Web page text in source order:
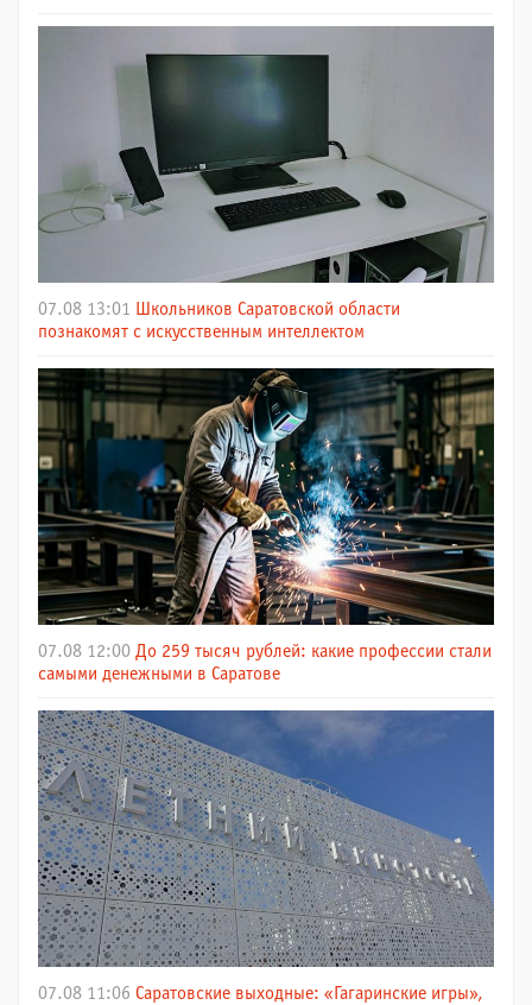
07.08 13:01
Школьников Саратовской области
познакомят с искусственным интеллектом
07.08 12:00 До 259 тысяч рублей: какие профессии стали
самыми денежными в Саратове
07.08 11:06 Саратовские выходные: «Гагаринские игры»,